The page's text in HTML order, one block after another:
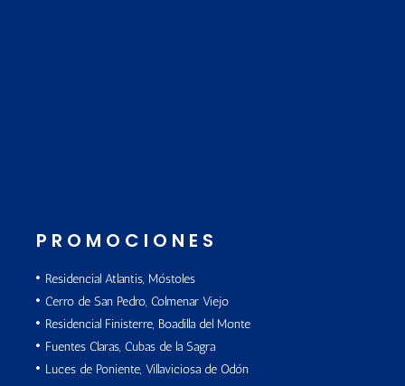
PROMOCIONES
Residencial Atlantis, Móstoles
Cerro de San Pedro, Colmenar Viejo
Residencial Finisterre, Boadilla del Monte
Fuentes Claras, Cubas de la Sagra
Luces de Poniente, Villaviciosa de Odón